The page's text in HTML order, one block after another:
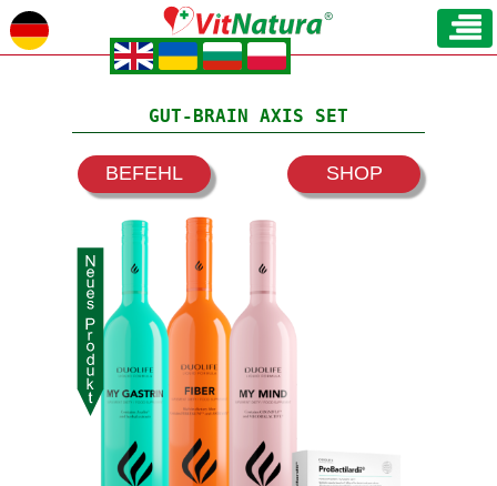
.
.
.
GUT-BRAIN AXIS SET
BEFEHL SHOP